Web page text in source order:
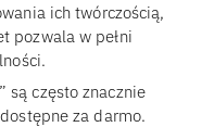
ich twórczością,
pozwala w pełni
są często znacznie
za darmo.